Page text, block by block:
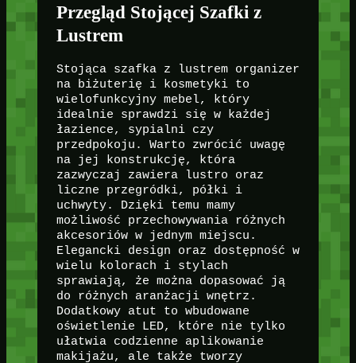
Przegląd Stojącej Szafki z
Lustrem
Stojąca szafka z lustrem organizer
na biżuterię i kosmetyki to
wielofunkcyjny mebel, który
idealnie sprawdzi się w każdej
łazience, sypialni czy
przedpokoju. Warto zwrócić uwagę
na jej konstrukcję, która
zazwyczaj zawiera lustro oraz
liczne przegródki, półki i
uchwyty. Dzięki temu mamy
możliwość przechowywania różnych
akcesoriów w jednym miejscu.
Elegancki design oraz dostępność w
wielu kolorach i stylach
sprawiają, że można dopasować ją
do różnych aranżacji wnętrz.
Dodatkowy atut to wbudowane
oświetlenie LED, które nie tylko
ułatwia codzienne aplikowanie
makijażu, ale także tworzy